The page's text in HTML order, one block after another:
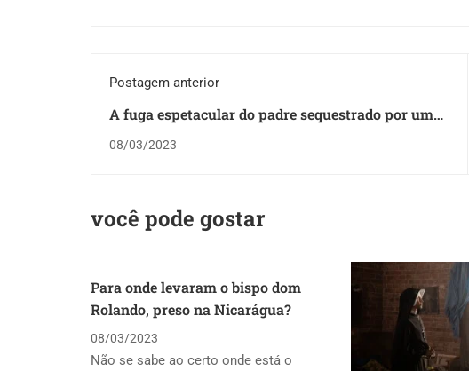
Postagem anterior
A fuga espetacular do padre sequestrado por uma
gangue armada
08/03/2023
você pode gostar
Para onde levaram o bispo dom
Rolando, preso na Nicarágua?
08/03/2023
Não se sabe ao certo onde está o